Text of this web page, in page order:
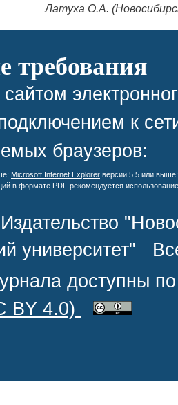
Латуха О.А.
требования
к
браузеров:
Microsoft Internet Explorer версии 5.5 или
в формате PDF рекомендуется
университет"
доступны
BY 4.0)